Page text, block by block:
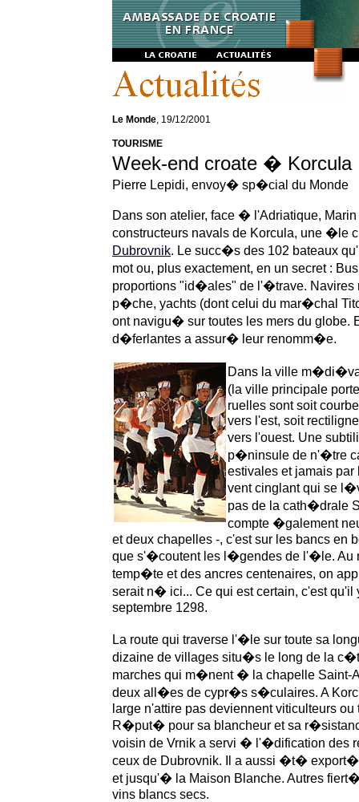
Le Monde, 19/12/2001
TOURISME
Week-end croate � Korcula
Pierre Lepidi, envoy� sp�cial du Monde
Dans son atelier, face � l'Adriatique,
constructeurs navals de Korcula, une �le
Dubrovnik. Le succ�s des 102 bateaux
mot ou, plus exactement, en un secret :
proportions "id�ales" de l'�trave. Navires
p�che, yachts (dont celui du mar�chal
ont navigu� sur toutes les mers du globe.
d�ferlantes a assur� leur renomm�e.
Dans la ville
(la ville principale
ruelles sont soit
vers l'est, soit
vers l'ouest. Une
p�ninsule de n'�tre
estivales et jamais
vent cinglant qui se
pas de la cath�drale
compte �galement
et deux chapelles -, c'est sur les bancs en
que s'�coutent les l�gendes de l'�le. Au
temp�te et des ancres centenaires, on
serait n� ici... Ce qui est certain, c'est
septembre 1298.
La route qui traverse l'�le sur toute sa
dizaine de villages situ�s le long de la
marches qui m�nent � la chapelle Saint-
deux all�es de cypr�s s�culaires. A
large n'attire pas deviennent viticulteurs ou
R�put� pour sa blancheur et sa
voisin de Vrnik a servi � l'�dification des
ceux de Dubrovnik. Il a aussi �t�
et jusqu'� la Maison Blanche. Autres
vins blancs secs.